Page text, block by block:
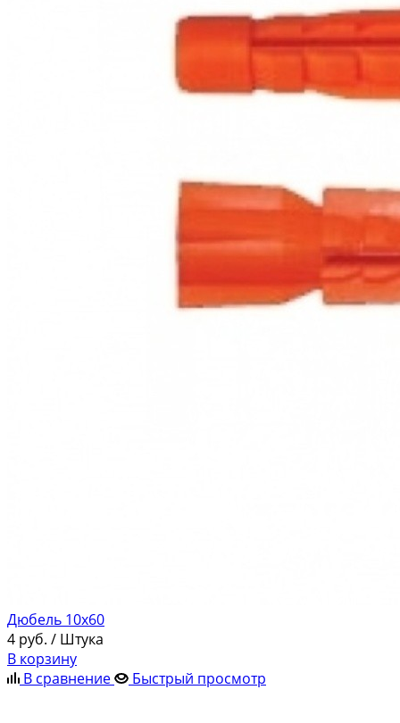
Дюбель 10х60
4 руб. / Штука
В корзину
В сравнение
Быстрый просмотр